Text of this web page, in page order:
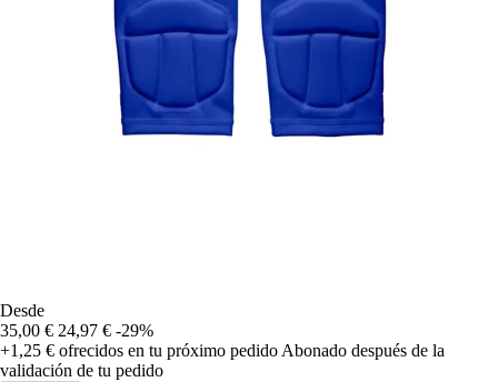
Desde
35,00 € 24,97 € -29%
+1,25 € ofrecidos en tu próximo pedido Abonado después de la
validación de tu pedido